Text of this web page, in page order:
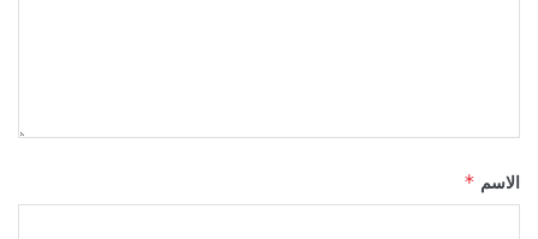
الاسم *